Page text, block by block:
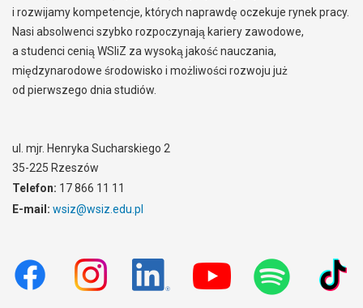
i rozwijamy kompetencje, których naprawdę oczekuje rynek pracy.
Nasi absolwenci szybko rozpoczynają kariery zawodowe,
a studenci cenią WSIiZ za wysoką jakość nauczania,
międzynarodowe środowisko i możliwości rozwoju już
od pierwszego dnia studiów.
ul. mjr. Henryka Sucharskiego 2
35-225 Rzeszów
Telefon: 17 866 11 11
E-mail: wsiz@wsiz.edu.pl